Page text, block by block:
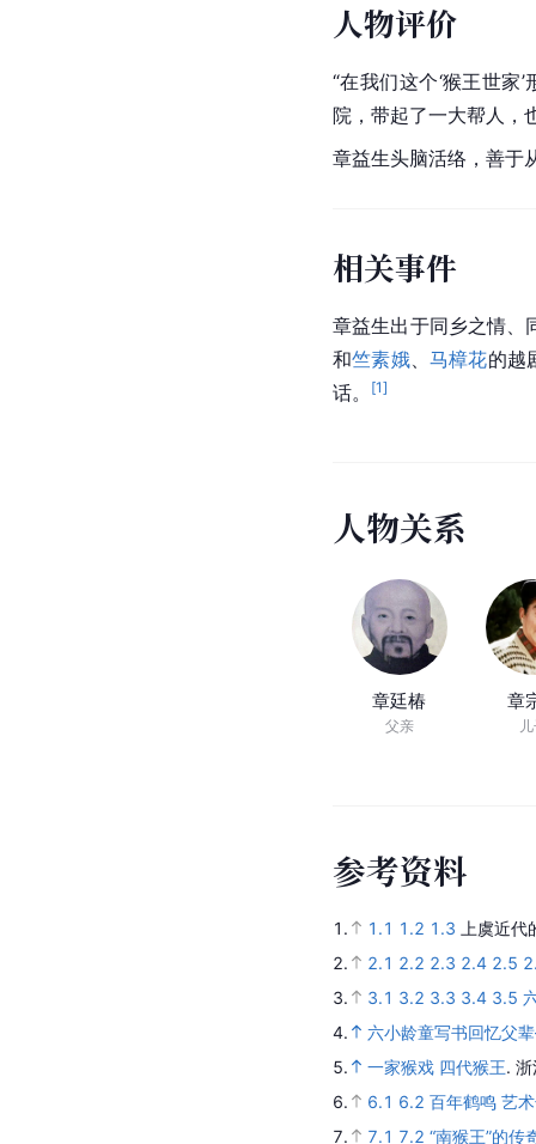
人物评价
“在我们这个‘猴王世
院，带起了一大帮人，
章益生头脑活络，善于
相关事件
章益生出于同乡之情、
和竺素娥、马樟花的越
话。
[1]
人物关系
章廷椿
父亲
章
参考资料
1. 1.1 1.2 1.3
上虞近
2.
2.1 2.2 2.3 2.4 2.5
3.
3.1 3.2 3.3 3.4 3.5
4.
六小龄童写书回忆父
5.
一家猴戏 四代猴王.
6.
6.1 6.2 百年鹤鸣 艺
7.
7.1 7.2 “南猴王”的传